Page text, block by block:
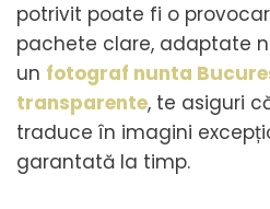
potrivit poate fi o
pachete clare, adaptate
un fotograf nunta
transparente, te asiguri
traduce în imagini
garantată la timp.